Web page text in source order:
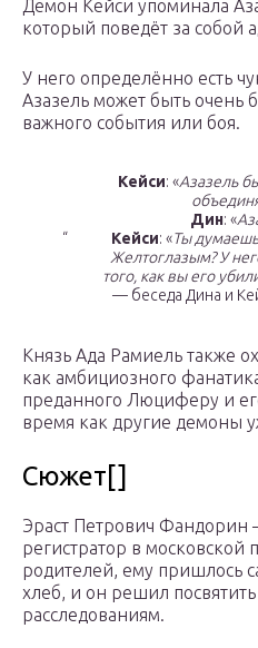
Демон Кейси упоминала
который поведёт за собой
У него определённо есть
Азазель может быть очень
важного события или боя.
“
Кейси: «Азазель
Дин: «
Кейси: «Ты
Желтоглазым? У
того, как вы его
— беседа Дина и
Князь Ада Рамиель также
как амбициозного
преданного Люциферу и
время как другие демоны
Сюжет[]
Эраст Петрович Фандорин
регистратор в
родителей, ему пришлось
хлеб, и он решил
расследованиям.